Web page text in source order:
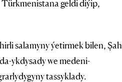
geldi diýip,
salamyny ýetirmek bilen, Şah
ykdysady we medeni-
tassyklady.